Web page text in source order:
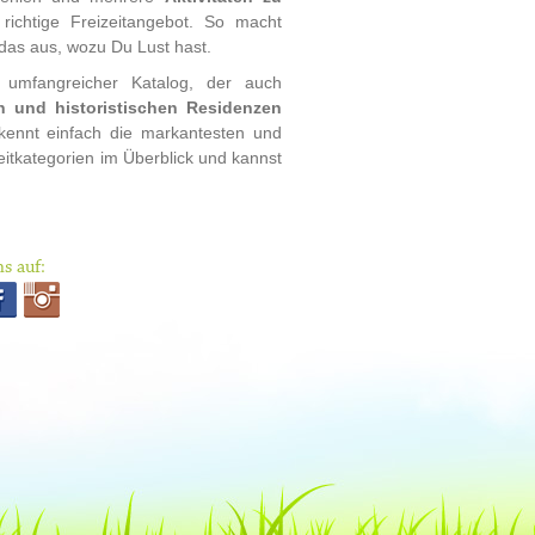
Freizeitangebot. So macht
aus, wozu Du Lust hast.
Katalog, der auch
und historistischen Residenzen
einfach die markantesten und
im Überblick und kannst
auf: